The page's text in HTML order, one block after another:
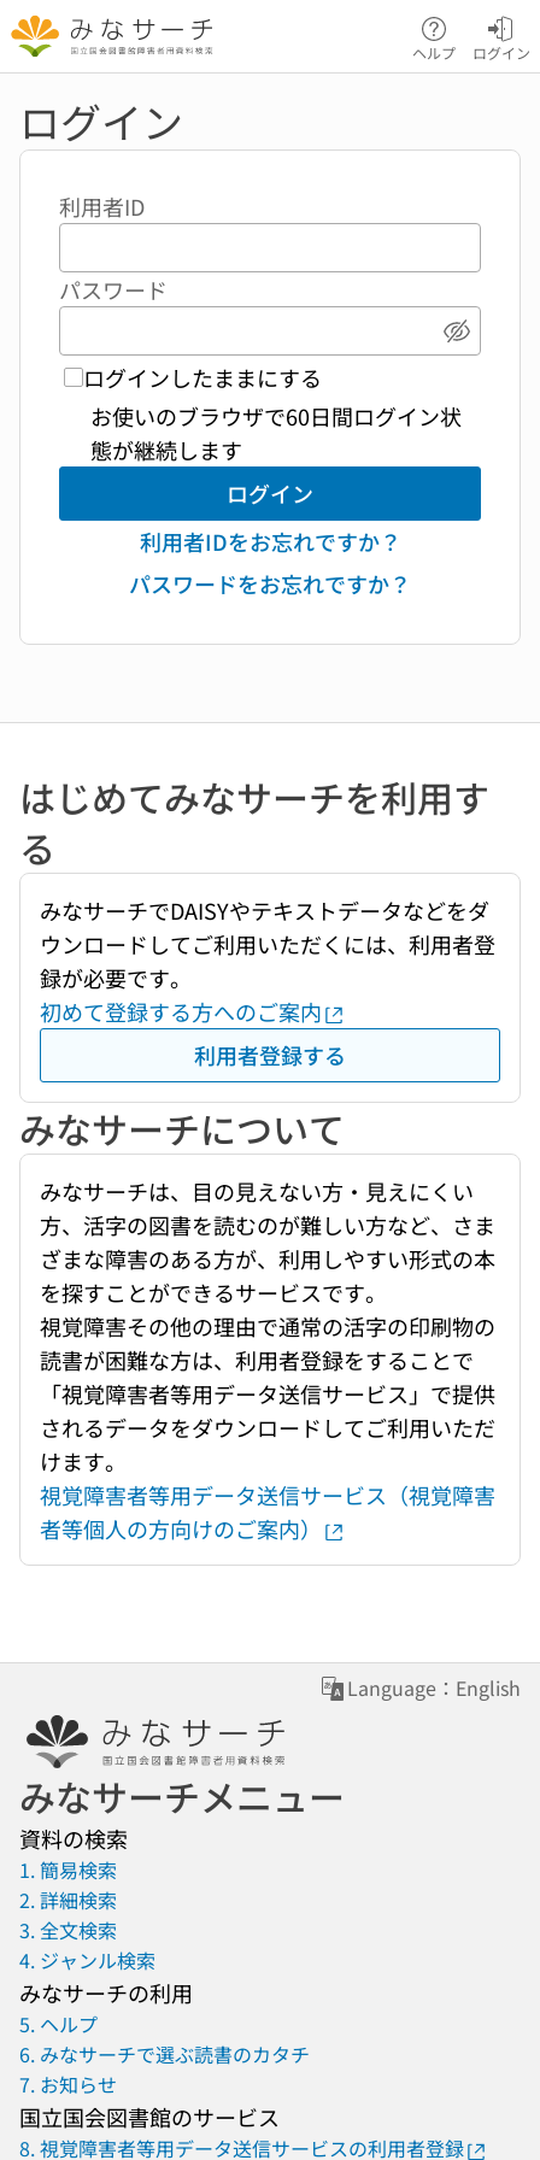
本文へ移動
ヘルプ ログイン
ログイン
利用者ID
パスワード
パスワ
ログインしたままにする
お使いのブラウザで60日間ログイン状
態が継続します
ログイン
利用者IDをお忘れですか？
パスワードをお忘れですか？
はじめてみなサーチを利用す
る
みなサーチでDAISYやテキストデータなどをダ
ウンロードしてご利用いただくには、利用者登
録が必要です。
初めて登録する方へのご案内
利用者登録する
みなサーチについて
みなサーチは、目の見えない方・見えにくい
方、活字の図書を読むのが難しい方など、さま
ざまな障害のある方が、利用しやすい形式の本
を探すことができるサービスです。
視覚障害その他の理由で通常の活字の印刷物の
読書が困難な方は、利用者登録をすることで
「視覚障害者等用データ送信サービス」で提供
されるデータをダウンロードしてご利用いただ
けます。
視覚障害者等用データ送信サービス（視覚障害
者等個人の方向けのご案内）
Language：English
みなサーチメニュー
資料の検索
1. 簡易検索
2. 詳細検索
3. 全文検索
4. ジャンル検索
みなサーチの利用
5. ヘルプ
6. みなサーチで選ぶ読書のカタチ
7. お知らせ
国立国会図書館のサービス
8. 視覚障害者等用データ送信サービスの利用者登録